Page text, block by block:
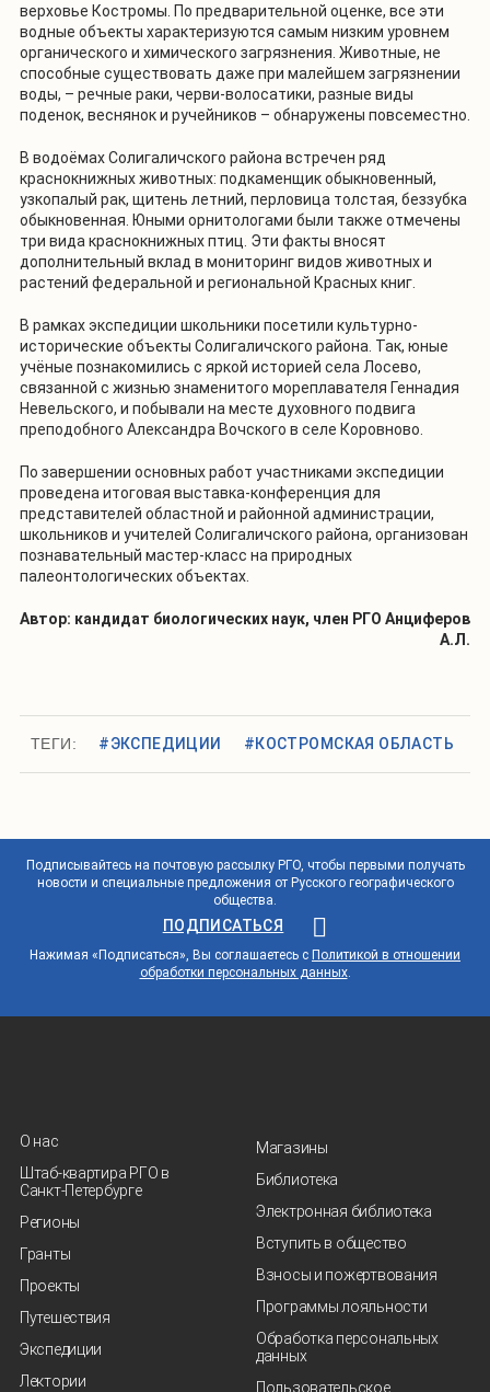
верховье Костромы. По предварительной оценке, все эти
водные объекты характеризуются самым низким уровнем
органического и химического загрязнения. Животные, не
способные существовать даже при малейшем загрязнении
воды, – речные раки, черви-волосатики, разные виды
поденок, веснянок и ручейников – обнаружены повсеместно.
В водоёмах Солигаличского района встречен ряд
краснокнижных животных: подкаменщик обыкновенный,
узкопалый рак, щитень летний, перловица толстая, беззубка
обыкновенная. Юными орнитологами были также отмечены
три вида краснокнижных птиц. Эти факты вносят
дополнительный вклад в мониторинг видов животных и
растений федеральной и региональной Красных книг.
В рамках экспедиции школьники посетили культурно-
исторические объекты Солигаличского района. Так, юные
учёные познакомились с яркой историей села Лосево,
связанной с жизнью знаменитого мореплавателя Геннадия
Невельского, и побывали на месте духовного подвига
преподобного Александра Вочского в селе Коровново.
По завершении основных работ участниками экспедиции
проведена итоговая выставка-конференция для
представителей областной и районной администрации,
школьников и учителей Солигаличского района, организован
познавательный мастер-класс на природных
палеонтологических объектах.
Автор: кандидат биологических наук, член РГО Анциферов
А.Л.
ТЕГИ: #ЭКСПЕДИЦИИ #КОСТРОМСКАЯ ОБЛАСТЬ
Подписывайтесь на почтовую рассылку РГО, чтобы первыми получать
новости и специальные предложения от Русского географического
общества.
ПОДПИСАТЬСЯ
Нажимая «Подписаться», Вы соглашаетесь с Политикой в отношении
обработки персональных данных.
О нас
Штаб-квартира РГО в
Санкт‑Петербурге
Регионы
Гранты
Проекты
Путешествия
Экспедиции
Лектории
Магазины
Библиотека
Электронная библиотека
Вступить в общество
Взносы и пожертвования
Программы лояльности
Обработка персональных
данных
Пользовательское